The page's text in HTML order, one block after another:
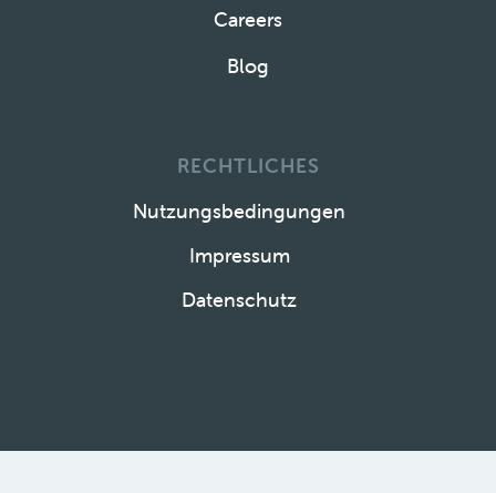
Careers
Blog
RECHTLICHES
Nutzungsbedingungen
Impressum
Datenschutz